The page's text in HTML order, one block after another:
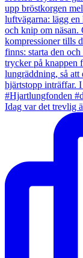
Idag var det trevlig